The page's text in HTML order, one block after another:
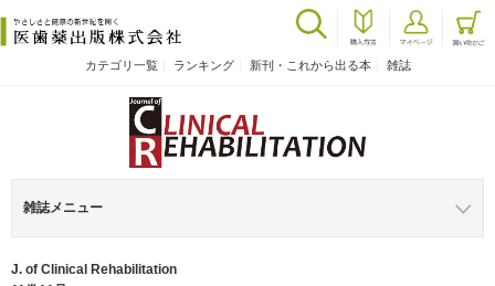
カテゴリ一覧 ランキング 新刊・これから出る本 雑誌
雑誌メニュー
J. of Clinical Rehabilitation